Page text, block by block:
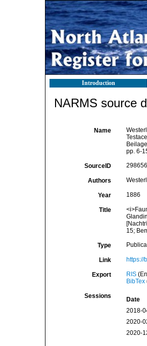
Introduction
NARMS source
Name
pp. 6-
SourceID 298656
Authors
Year 1886
Title
15;
Type
Link https://
Export RIS
BibTex
Sessions
Date
2018-
2020-
2020-